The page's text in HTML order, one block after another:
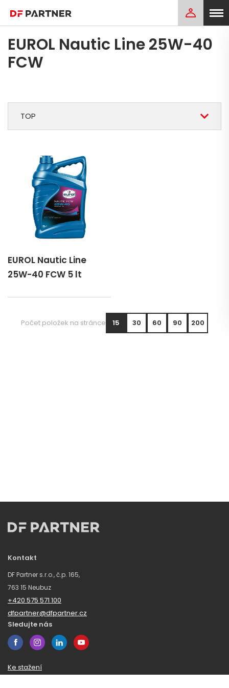
EUROL Nautic Line 25W-40
FCW
TOP
EUROL Nautic Line
25W-40 FCW 5 lt
Počet položek na stránce 15 30 60 90 200
Kontakt
DF Partner s.r.o., č.p. 165,
763 15 Neubuz
+420 575 571 100
dfpartner@dfpartner.cz
Sledujte nás
Ke stažení